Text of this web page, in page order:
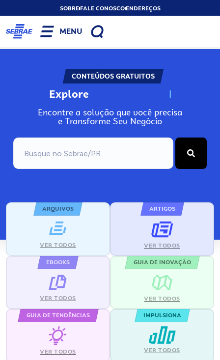
SOBREFALE CONOSCOENDEREÇOS
MENU
CONTEÚDOS GRATUITOS
Explore N
Encontre a solução que você precisa
e Transforme Seu Negócio
ARQUIVOS
VER TODOS
ARTIGOS
VER TODOS
EBOOKS
VER TODOS
GUIA DE INOVAÇÃO
VER TODOS
GUIA DE TENDÊNCIAS
VER TODOS
IMPULSIONA
VER TODOS